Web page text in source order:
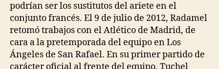
podrían ser los sustitutos del ariete en el
conjunto francés. El 9 de julio de 2012, Radamel
retomó trabajos con el Atlético de Madrid, de
cara a la pretemporada del equipo en Los
Ángeles de San Rafael. En su primer partido de